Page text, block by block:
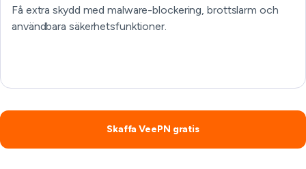
Få extra skydd med malware-blockering, brottslarm och
användbara säkerhetsfunktioner.
Skaffa VeePN gratis